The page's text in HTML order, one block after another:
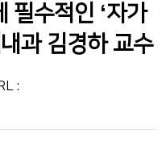
필수적인 ‘자가
과 김경하 교수
: